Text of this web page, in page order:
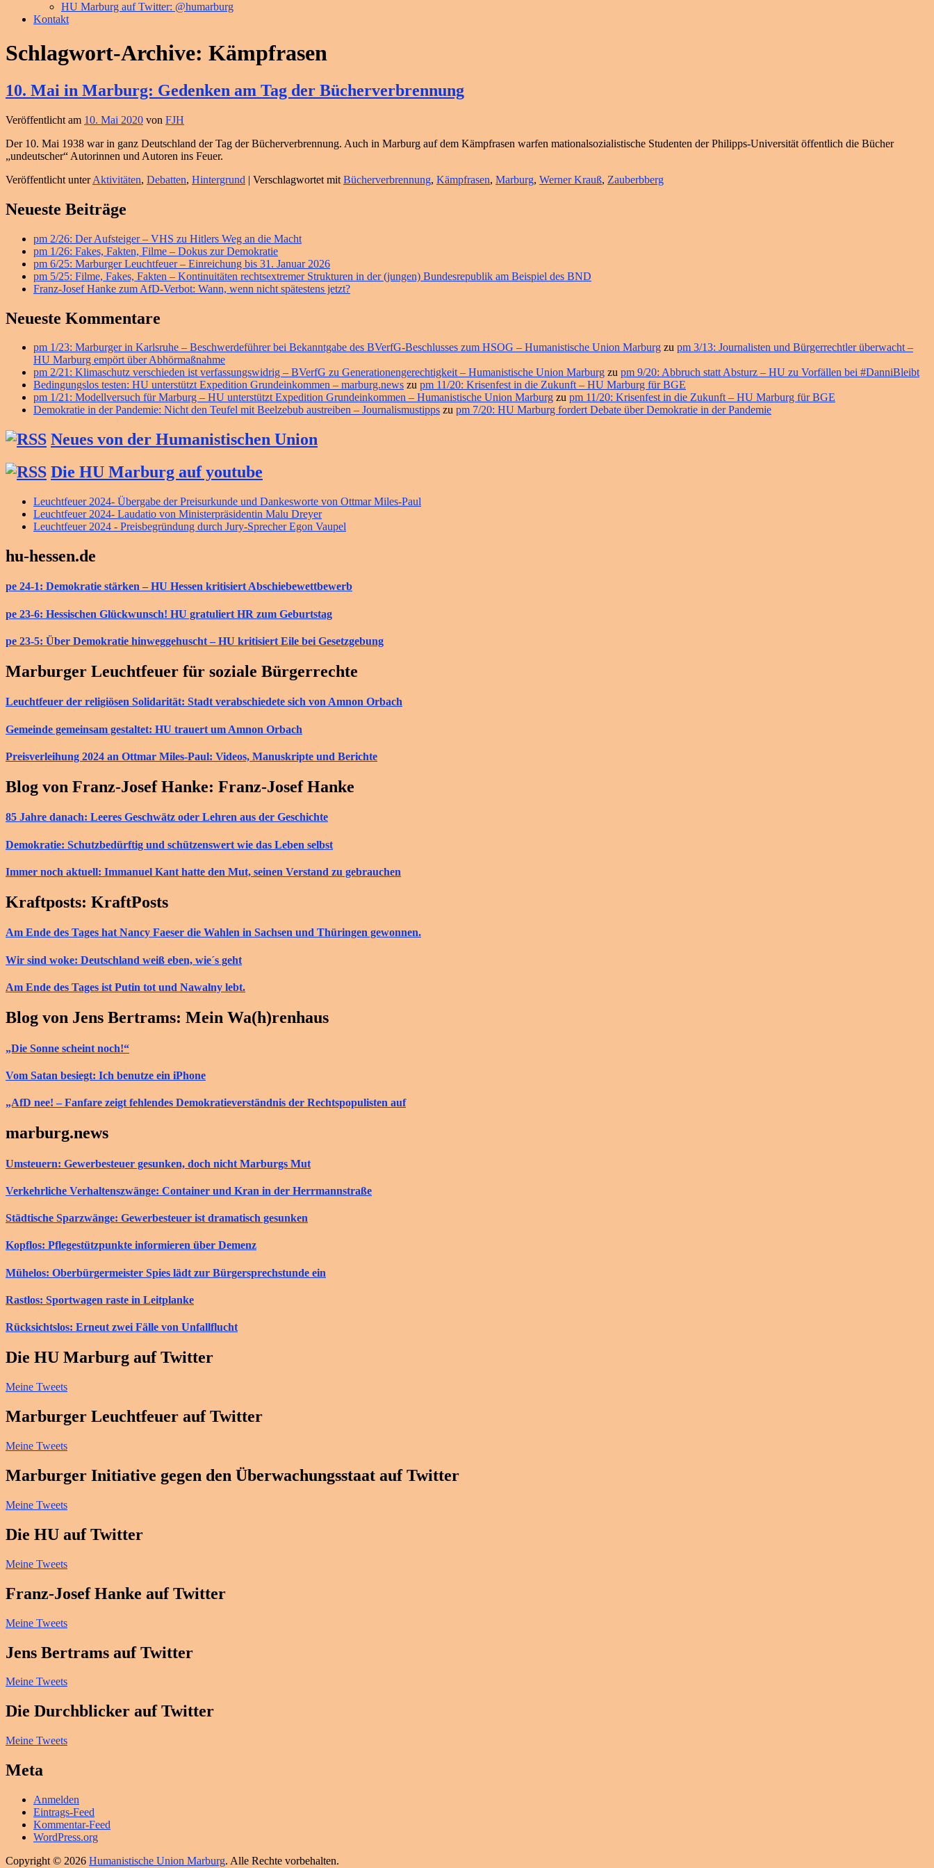
HU Marburg auf Twitter: @humarburg
Kontakt
Schlagwort-Archive: Kämpfrasen
10. Mai in Marburg: Gedenken am Tag der Bücherverbrennung
Veröffentlicht am 10. Mai 2020 von FJH
Der 10. Mai 1938 war in ganz Deutschland der Tag der Bücherverbrennung. Auch in Marburg auf dem Kämpfrasen warfen mationalsozialistische Studenten der Philipps-Universität öffentlich die Bücher
„undeutscher“ Autorinnen und Autoren ins Feuer.
Veröffentlicht unter Aktivitäten, Debatten, Hintergrund | Verschlagwortet mit Bücherverbrennung, Kämpfrasen, Marburg, Werner Krauß, Zauberbberg
Primärer
Widget-
Bereich
Neueste Beiträge
pm 2/26: Der Aufsteiger – VHS zu Hitlers Weg an die Macht
pm 1/26: Fakes, Fakten, Filme – Dokus zur Demokratie
pm 6/25: Marburger Leuchtfeuer – Einreichung bis 31. Januar 2026
pm 5/25: Filme, Fakes, Fakten – Kontinuitäten rechtsextremer Strukturen in der (jungen) Bundesrepublik am Beispiel des BND
Franz-Josef Hanke zum AfD-Verbot: Wann, wenn nicht spätestens jetzt?
Neueste Kommentare
pm 1/23: Marburger in Karlsruhe – Beschwerdeführer bei Bekanntgabe des BVerfG-Beschlusses zum HSOG – Humanistische Union Marburg zu pm 3/13: Journalisten und Bürgerrechtler überwacht –
HU Marburg empört über Abhörmaßnahme
pm 2/21: Klimaschutz verschieden ist verfassungswidrig – BVerfG zu Generationengerechtigkeit – Humanistische Union Marburg zu pm 9/20: Abbruch statt Absturz – HU zu Vorfällen bei #DanniBleibt
Bedingungslos testen: HU unterstützt Expedition Grundeinkommen – marburg.news zu pm 11/20: Krisenfest in die Zukunft – HU Marburg für BGE
pm 1/21: Modellversuch für Marburg – HU unterstützt Expedition Grundeinkommen – Humanistische Union Marburg zu pm 11/20: Krisenfest in die Zukunft – HU Marburg für BGE
Demokratie in der Pandemie: Nicht den Teufel mit Beelzebub austreiben – Journalismustipps zu pm 7/20: HU Marburg fordert Debate über Demokratie in der Pandemie
Neues von der Humanistischen Union
Die HU Marburg auf youtube
Leuchtfeuer 2024- Übergabe der Preisurkunde und Dankesworte von Ottmar Miles-Paul
Leuchtfeuer 2024- Laudatio von Ministerpräsidentin Malu Dreyer
Leuchtfeuer 2024 - Preisbegründung durch Jury-Sprecher Egon Vaupel
hu-hessen.de
pe 24-1: Demokratie stärken – HU Hessen kritisiert Abschiebewettbewerb
pe 23-6: Hessischen Glückwunsch! HU gratuliert HR zum Geburtstag
pe 23-5: Über Demokratie hinweggehuscht – HU kritisiert Eile bei Gesetzgebung
Marburger Leuchtfeuer für soziale Bürgerrechte
Leuchtfeuer der religiösen Solidarität: Stadt verabschiedete sich von Amnon Orbach
Gemeinde gemeinsam gestaltet: HU trauert um Amnon Orbach
Preisverleihung 2024 an Ottmar Miles-Paul: Videos, Manuskripte und Berichte
Blog von Franz-Josef Hanke: Franz-Josef Hanke
85 Jahre danach: Leeres Geschwätz oder Lehren aus der Geschichte
Demokratie: Schutzbedürftig und schützenswert wie das Leben selbst
Immer noch aktuell: Immanuel Kant hatte den Mut, seinen Verstand zu gebrauchen
Kraftposts: KraftPosts
Am Ende des Tages hat Nancy Faeser die Wahlen in Sachsen und Thüringen gewonnen.
Wir sind woke: Deutschland weiß eben, wie´s geht
Am Ende des Tages ist Putin tot und Nawalny lebt.
Blog von Jens Bertrams: Mein Wa(h)renhaus
„Die Sonne scheint noch!“
Vom Satan besiegt: Ich benutze ein iPhone
„AfD nee! – Fanfare zeigt fehlendes Demokratieverständnis der Rechtspopulisten auf
marburg.news
Umsteuern: Gewerbesteuer gesunken, doch nicht Marburgs Mut
Verkehrliche Verhaltenszwänge: Container und Kran in der Herrmannstraße
Städtische Sparzwänge: Gewerbesteuer ist dramatisch gesunken
Kopflos: Pflegestützpunkte informieren über Demenz
Mühelos: Oberbürgermeister Spies lädt zur Bürgersprechstunde ein
Rastlos: Sportwagen raste in Leitplanke
Rücksichtslos: Erneut zwei Fälle von Unfallflucht
Die HU Marburg auf Twitter
Meine Tweets
Marburger Leuchtfeuer auf Twitter
Meine Tweets
Marburger Initiative gegen den Überwachungsstaat auf Twitter
Meine Tweets
Die HU auf Twitter
Meine Tweets
Franz-Josef Hanke auf Twitter
Meine Tweets
Jens Bertrams auf Twitter
Meine Tweets
Die Durchblicker auf Twitter
Meine Tweets
Meta
Anmelden
Eintrags-Feed
Kommentar-Feed
WordPress.org
Copyright © 2026 Humanistische Union Marburg. Alle Rechte vorbehalten.